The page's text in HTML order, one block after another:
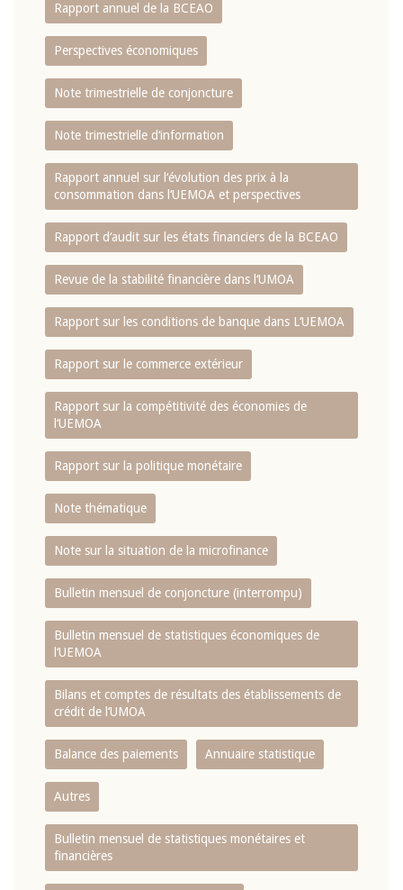
Rapport annuel de la BCEAO
Perspectives économiques
Note trimestrielle de conjoncture
Note trimestrielle d‘information
Rapport annuel sur l‘évolution des prix à la
consommation dans l‘UEMOA et perspectives
Rapport d‘audit sur les états financiers de la BCEAO
Revue de la stabilité financière dans l‘UMOA
Rapport sur les conditions de banque dans L‘UEMOA
Rapport sur le commerce extérieur
Rapport sur la compétitivité des économies de
l‘UEMOA
Rapport sur la politique monétaire
Note thématique
Note sur la situation de la microfinance
Bulletin mensuel de conjoncture (interrompu)
Bulletin mensuel de statistiques économiques de
l‘UEMOA
Bilans et comptes de résultats des établissements de
crédit de l‘UMOA
Balance des paiements Annuaire statistique
Autres
Bulletin mensuel de statistiques monétaires et
financières